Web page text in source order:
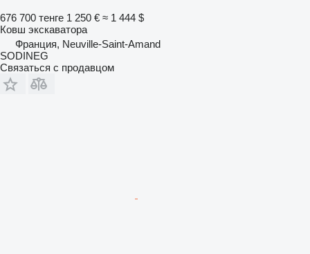
676 700 тенге 1 250 € ≈ 1 444 $
Ковш экскаватора
Франция, Neuville-Saint-Amand
SODINEG
Связаться с продавцом